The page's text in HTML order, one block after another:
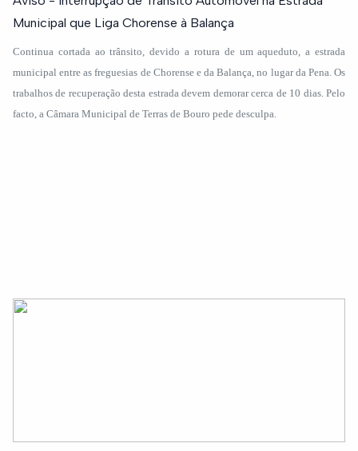
Municipal que Liga Chorense à Balança
Continua cortada ao trânsito, devido a rotura de um aqueduto, a estrada
municipal entre as freguesias de Chorense e da Balança, no lugar da Pena. Os
trabalhos de recuperação desta estrada devem demorar cerca de 10 dias. Pelo
facto, a Câmara Municipal de Terras de Bouro pede desculpa.